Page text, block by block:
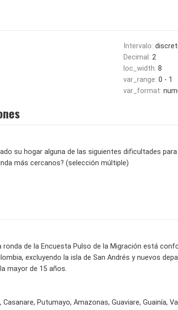
Intervalo:
Decimal: 2
loc_width: 8
var_range: 0 - 1
var_format:
su hogar alguna de las siguientes dificultades
más cercanos? (selección múltiple)
ronda de la Encuesta Pulso de la Migración está
excluyendo la isla de San Andrés y nuevos
mayor de 15 años.
Putumayo, Amazonas, Guaviare, Guainía,